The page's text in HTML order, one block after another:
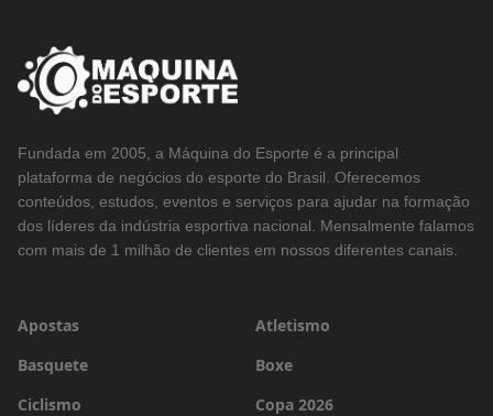
Fundada em 2005, a Máquina do Esporte é a principal
plataforma de negócios do esporte do Brasil. Oferecemos
conteúdos, estudos, eventos e serviços para ajudar na formação
dos líderes da indústria esportiva nacional. Mensalmente falamos
com mais de 1 milhão de clientes em nossos diferentes canais.
Apostas
Atletismo
Basquete
Boxe
Ciclismo
Copa 2026